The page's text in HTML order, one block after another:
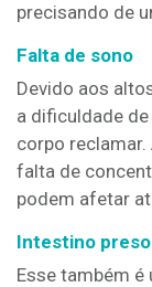
precisando de
Falta de sono
Devido aos
a dificuldade
corpo
falta de
podem afetar
Intestino preso
Esse também